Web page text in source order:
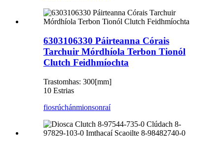
6303106330 Páirteanna Córais
Tarchuir Mórdhíola Terbon Tionól
Clutch Feidhmíochta
Trastomhas: 300[mm]
10 Estrias
fiosrúchánmionsonraí